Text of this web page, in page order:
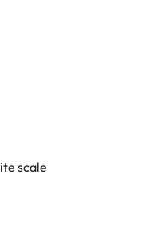
scale